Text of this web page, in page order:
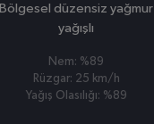
Bölgesel düzensiz yağmur
yağışlı
Nem: %89
Rüzgar: 25 km/h
Yağış Olasılığı: %89